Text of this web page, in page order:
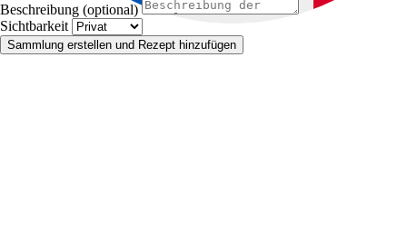
Beschreibung (optional)
Sichtbarkeit
Sammlung erstellen und Rezept hinzufügen